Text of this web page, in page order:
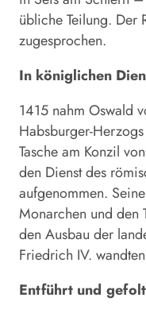
übliche Teilung. Der
zugesprochen.
In königlichen
1415 nahm Oswald
Habsburger-
Tasche am Konzil
den Dienst des
aufgenommen.
Monarchen und
den Ausbau der
Friedrich IV.
Entführt und